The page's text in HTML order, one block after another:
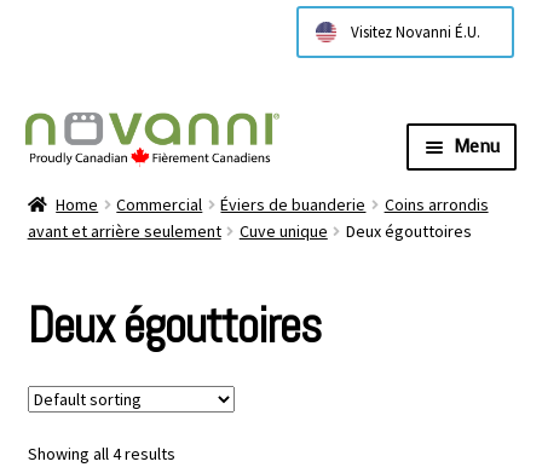
Visitez Novanni É.U.
Menu
À propos de nous
Technical Information
Contactez nous
Where to Buy
Home Commercial Éviers de buanderie
Coins arrondis
avant et arrière seulement
Cuve unique Deux égouttoires
Deux égouttoires
Showing all 4 results